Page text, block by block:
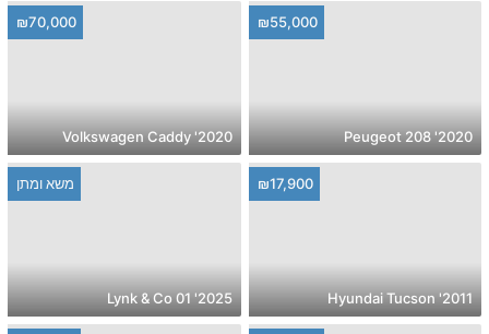
₪55,000
2020' Peugeot 208
₪70,000
2020' Volkswagen Caddy
₪17,900
2011' Hyundai Tucson
משא ומתן
2025' Lynk & Co 01